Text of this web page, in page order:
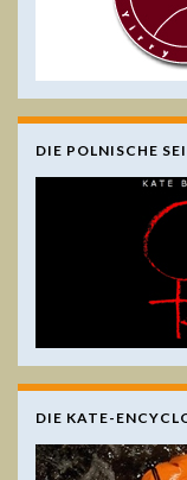
DIE POLNISCHE
DIE KATE-